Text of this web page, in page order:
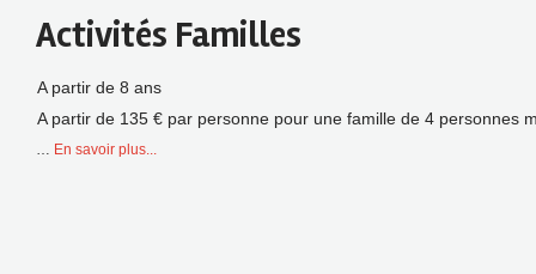
Activités Familles
A partir de 8 ans
A partir de 135 € par personne pour une famille de 4 personnes
… En savoir plus...